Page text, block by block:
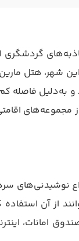
به‌دلیل فاصله کم
شده و در سال ۱۳۹۸ بازسازی شد.
نوشیدنی‌های
امانات،